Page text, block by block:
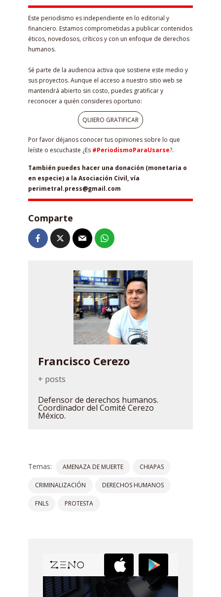
Este periodismo es independiente en lo editorial y
financiero. Estamos comprometidas a publicar contenidos
éticos, novedosos, críticos y con un enfoque de derechos
humanos.
Sé parte de la audiencia activa que sostiene este medio y
sus proyectos. Aunque el acceso a nuestro sitio web se
mantendrá abierto sin costo, puedes gratificar y
reconocer a quién consideres oportuno:
QUIERO GRATIFICAR
Por favor déjanos conocer tus opiniones sobre lo que
leíste o escuchaste ¿Es #PeriodismoParaUsarse?.
También puedes hacer una donación (monetaria o
en especie) a la Asociación Civil, vía
perimetral.press@gmail.com
Comparte
Francisco Cerezo
+ posts
Defensor de derechos humanos.
Coordinador del Comité Cerezo
México.
Temas: AMENAZA DE MUERTE CHIAPAS
CRIMINALIZACIÓN DERECHOS HUMANOS
FNLS PROTESTA